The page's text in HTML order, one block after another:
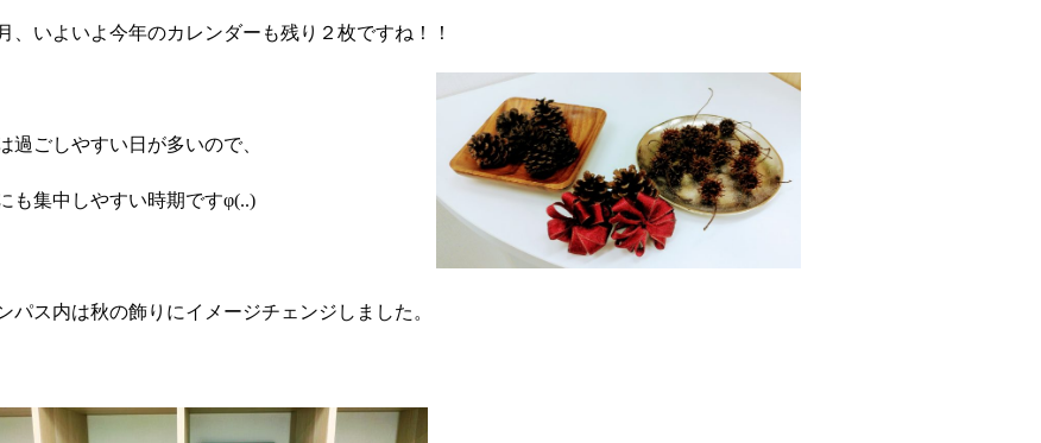
、いよいよ今年のカレンダーも残り２枚ですね！！
過ごしやすい日が多いので、
も集中しやすい時期ですφ(..)
パス内は秋の飾りにイメージチェンジしました。